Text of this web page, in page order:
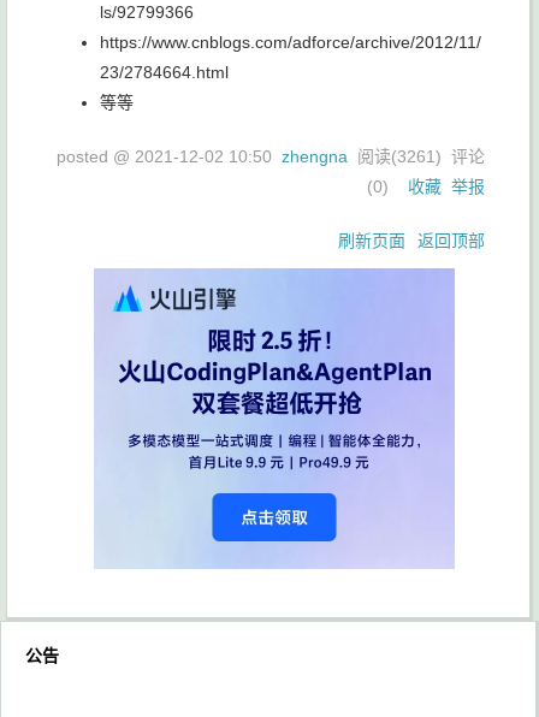
ls/92799366
https://www.cnblogs.com/adforce/archive/2012/11/
23/2784664.html
等等
posted @ 2021-12-02 10:50 zhengna 阅读(3261) 评论
(0) 收藏 举报
刷新页面 返回顶部
公告